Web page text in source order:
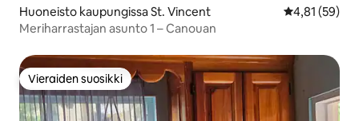
Huoneisto kaupungissa St. Vincent
4,81 (59)
Meriharrastajan asunto 1 – Canouan
Vieraiden suosikki
Vieraiden suosikki